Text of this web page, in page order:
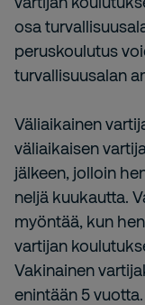
osa
peruskoulutus
turvallisuusalan
Väliaikainen
väliaikaisen
jälkeen, jolloin
neljä kuukautta.
myöntää, kun
vartijan
Vakinainen
enintään 5 vuotta.